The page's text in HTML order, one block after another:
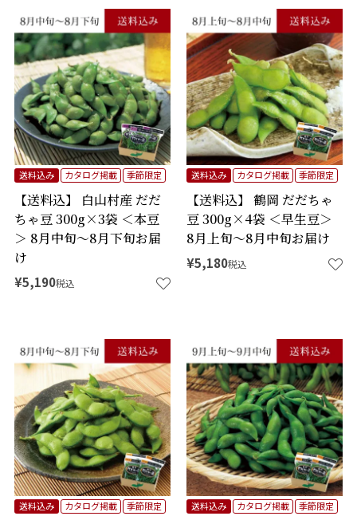
【送料込】 白山村産 だだ
ちゃ豆 300g×3袋 ＜本豆
＞ 8月中旬～8月下旬お届
け
送料込み カタログ掲載 季節限定
¥5,190税込
【送料込】 鶴岡 だだちゃ
豆 300g×4袋 ＜早生豆＞
8月上旬～8月中旬お届け
送料込み カタログ掲載 季節限定
¥5,180税込
送料込み カタログ掲載 季節限定 送料込み カタログ掲載 季節限定